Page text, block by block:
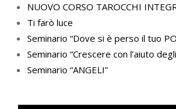
NUOVO CORSO TAROCCHI
Ti farò luce
Seminario “Dove si è perso il tuo
Seminario “Crescere con l’aiuto
Seminario “ANGELI”